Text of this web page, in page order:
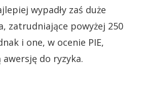
wypadły zaś duże
zatrudniające powyżej 250
i one, w ocenie PIE,
do ryzyka.